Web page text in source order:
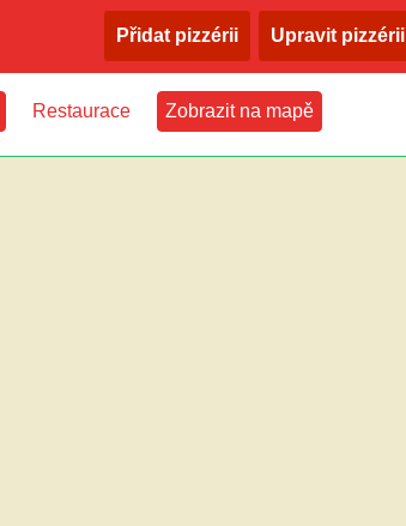
Přidat pizzérii Upravit pizzérii
Restaurace Zobrazit na mapě